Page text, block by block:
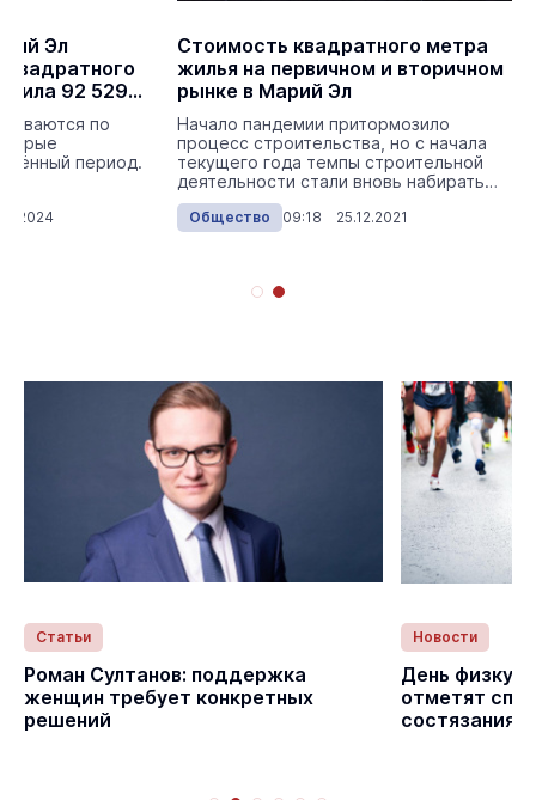
Эл
92 529
по
период.
Стоимость квадратного метра
жилья на первичном и вторичном
рынке в Марий Эл
Начало пандемии притормозило
процесс строительства, но с начала
текущего года темпы строительной
деятельности стали вновь набирать
обороты.
Общество 09:18 25.12.2021
Статьи
Роман Султанов: поддержка
женщин требует конкретных
решений
Новости
День
отметят